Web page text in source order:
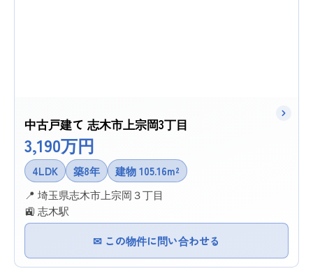
中古戸建て 志木市上宗岡3丁目
3,190万円
4LDK 築8年
建物 105.16m²
📍 埼玉県志木市上宗岡３丁目
🚉 志木駅
✉ この物件に問い合わせる